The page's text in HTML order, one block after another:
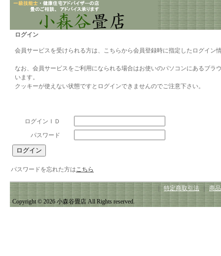
ログイン
会員サービスを受けられる方は、こちらから会員登録時に指定したログイン
なお、会員サービスをご利用になられる場合はお使いのパソコンにあるブラ
います。
クッキーが使えない状態ですとログインできませんのでご注意下さい。
ログインＩＤ
パスワード
パスワードを忘れた方はこちら
｜ 特定商取引法 ｜ 商
Copyright © 2026 小森谷畳店 All Rights reserved.